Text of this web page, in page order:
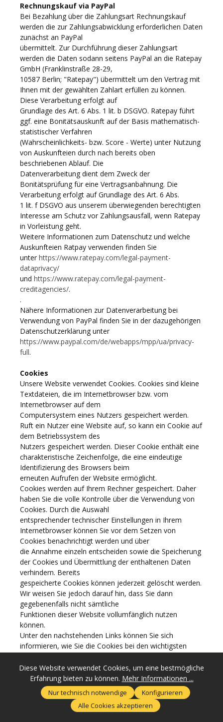
Rechnungskauf via PayPal
Bei Bezahlung über die Zahlungsart Rechnungskauf
werden die zur Zahlungsabwicklung erforderlichen Daten
zunächst an PayPal
übermittelt. Zur Durchführung dieser Zahlungsart
werden die Daten sodann seitens PayPal an die Ratepay
GmbH (Franklinstraße 28-29,
10587 Berlin; "Ratepay") übermittelt um den Vertrag mit
Ihnen mit der gewählten Zahlart erfüllen zu können.
Diese Verarbeitung erfolgt auf
Grundlage des Art. 6 Abs. 1 lit. b DSGVO. Ratepay führt
ggf. eine Bonitätsauskunft auf der Basis mathematisch-
statistischer Verfahren
(Wahrscheinlichkeits- bzw. Score - Werte) unter Nutzung
von Auskunfteien durch nach bereits oben
beschriebenen Ablauf. Die
Datenverarbeitung dient dem Zweck der
Bonitätsprüfung für eine Vertragsanbahnung. Die
Verarbeitung erfolgt auf Grundlage des Art. 6 Abs.
1 lit. f DSGVO aus unserem überwiegenden berechtigten
Interesse am Schutz vor Zahlungsausfall, wenn Ratepay
in Vorleistung geht.
Weitere Informationen zum Datenschutz und welche
Auskunfteien Ratpay verwenden finden Sie
unter https://www.ratepay.com/legal-payment-
dataprivacy/
und https://www.ratepay.com/legal-payment-
creditagencies/.
.
Nähere Informationen zur Datenverarbeitung bei
Verwendung von PayPal finden Sie in der dazugehörigen
Datenschutzerklärung unter
https://www.paypal.com/de/webapps/mpp/ua/privacy-
full.
Cookies
Unsere Website verwendet Cookies. Cookies sind kleine
Textdateien, die im Internetbrowser bzw. vom
Internetbrowser auf dem
Computersystem eines Nutzers gespeichert werden.
Ruft ein Nutzer eine Website auf, so kann ein Cookie auf
dem Betriebssystem des
Nutzers gespeichert werden. Dieser Cookie enthält eine
charakteristische Zeichenfolge, die eine eindeutige
Identifizierung des Browsers beim
erneuten Aufrufen der Website ermöglicht.
Cookies werden auf Ihrem Rechner gespeichert. Daher
haben Sie die volle Kontrolle über die Verwendung von
Cookies. Durch die Auswahl
entsprechender technischer Einstellungen in Ihrem
Internetbrowser können Sie vor dem Setzen von
Cookies benachrichtigt werden und über
die Annahme einzeln entscheiden sowie die Speicherung
der Cookies und Übermittlung der enthaltenen Daten
verhindern. Bereits
gespeicherte Cookies können jederzeit gelöscht werden.
Wir weisen Sie jedoch darauf hin, dass Sie dann
gegebenenfalls nicht sämtliche
Funktionen dieser Website vollumfänglich nutzen
können.
Unter den nachstehenden Links können Sie sich
informieren, wie Sie die Cookies bei den wichtigsten
deaktivieren) können:
Chrome:https://support.google.com/accounts/answer/6
1416?hl=de
Microsoft Edge:https://support.microsoft.com/de-
de/microsoft-edge/cookies-in-microsoft-edge-lB6schen-
Diese Website verwendet Cookies, um eine bestmögliche
Erfahrung bieten zu können. Mehr Informationen ...
Nur technisch notwendige
Konfigurieren
Alle Cookies akzeptieren